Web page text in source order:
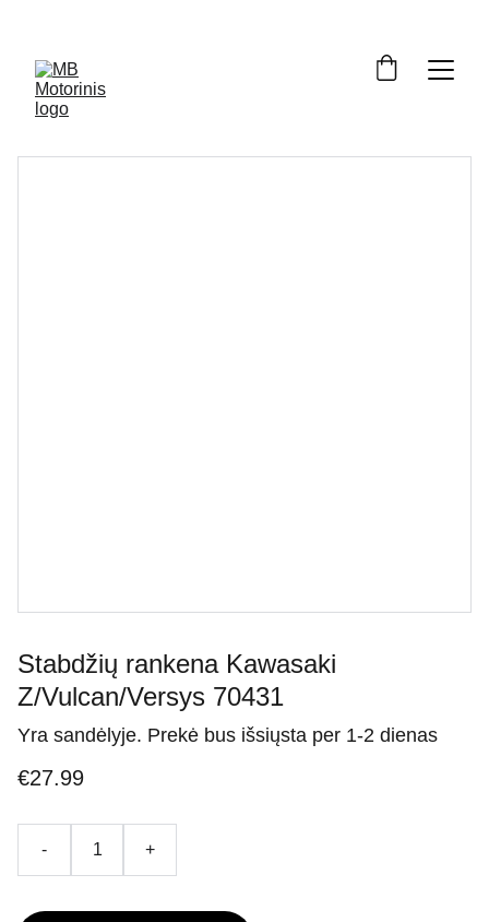
Stabdžių rankena Kawasaki
Z/Vulcan/Versys 70431
Yra sandėlyje. Prekė bus išsiųsta per 1-2 dienas
€27.99
- +